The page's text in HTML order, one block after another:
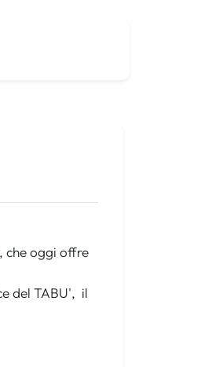
che oggi offre
del TABU', il